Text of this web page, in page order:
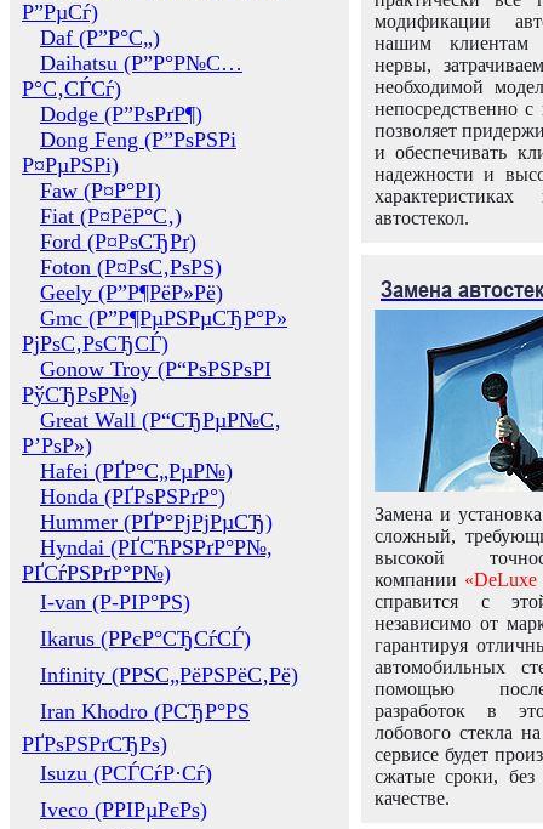
Р”РµСѓ)
Daf (Р”Р°С„)
Daihatsu (Р”Р°Р№С…
Р°С‚СЃСѓ)
Dodge (Р”РѕРґР¶)
Dong Feng (Р”РѕРЅРі
Р¤РµРЅРі)
Faw (Р¤Р°РІ)
Fiat (Р¤РёР°С‚)
Ford (Р¤РѕСЂРґ)
Foton (Р¤РѕС‚РѕРЅ)
Geely (Р”Р¶РёР»Рё)
Gmc (Р”Р¶РµРЅРµСЂР°Р»
РјРѕС‚РѕСЂСЃ)
Gonow Troy (Р“РѕРЅРѕРІ
РўСЂРѕР№)
Great Wall (Р“СЂРµР№С‚
Р’РѕР»)
Hafei (РҐР°С„РµР№)
Honda (РҐРѕРЅРґР°)
Hummer (РҐР°РјРјРµСЂ)
Hyndai (РҐСЋРЅРґР°Р№,
РҐСѓРЅРґР°Р№)
I-van (Р-РІР°РЅ)
Ikarus (РРєР°СЂСѓСЃ)
Infinity (РРЅС„РёРЅРёС‚Рё)
Iran Khodro (РСЂР°РЅ
РҐРѕРЅРґСЂРѕ)
Isuzu (РСЃСѓР·Сѓ)
Iveco (РРІРµРєРѕ)
модификации
нашим клиентам
нервы,
необходимой
непосредственно
позволяет
и обеспечивать
надежности и
автостекол.
Замена
Замена и
сложный,
высокой
компании «DeLuxe
справится с
независимо от
гарантируя
автомобильных
помощью
разработок в
лобового стекла
сервисе будет
сжатые сроки,
качестве.